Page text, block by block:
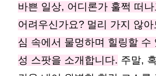
바쁜 일상, 어디론가 훌쩍 떠
어려우신가요? 멀리 가지 않
심 속에서 물멍하며 힐링할 수
성 스팟을 소개합니다. 주말,